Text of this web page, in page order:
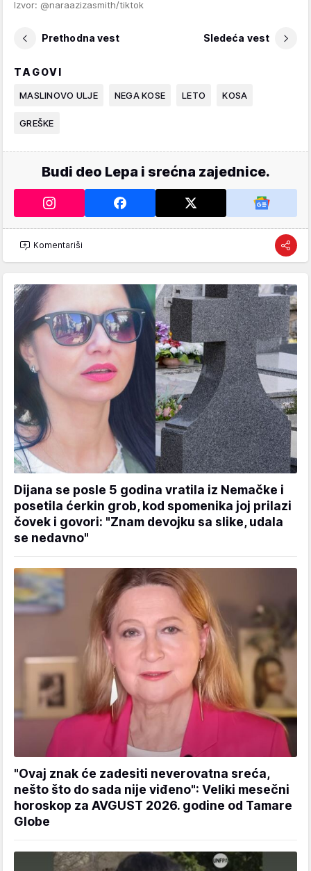
Izvor: @naraazizasmith/tiktok
Prethodna vest Sledeća vest
TAGOVI
MASLINOVO ULJE NEGA KOSE LETO KOSA
GREŠKE
Budi deo Lepa i srećna zajednice.
Komentariši
Dijana se posle 5 godina vratila iz Nemačke i
posetila ćerkin grob, kod spomenika joj prilazi
čovek i govori: "Znam devojku sa slike, udala
se nedavno"
"Ovaj znak će zadesiti neverovatna sreća,
nešto što do sada nije viđeno": Veliki mesečni
horoskop za AVGUST 2026. godine od Tamare
Globe